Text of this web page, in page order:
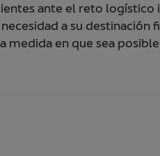
ante el reto logístico
a su
en que sea